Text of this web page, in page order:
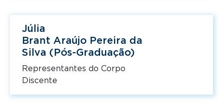
Júlia
Brant Araújo Pereira da
Silva (Pós-Graduação)
Representantes do Corpo
Discente